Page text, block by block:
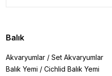
Balık
Akvaryumlar / Set Akvaryumlar
Balık Yemi / Cichlid Balık Yemi